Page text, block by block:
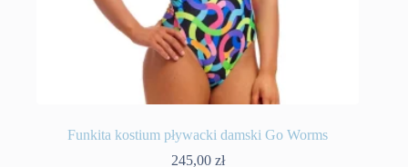
Funkita kostium pływacki damski Go Worms
245,00 zł